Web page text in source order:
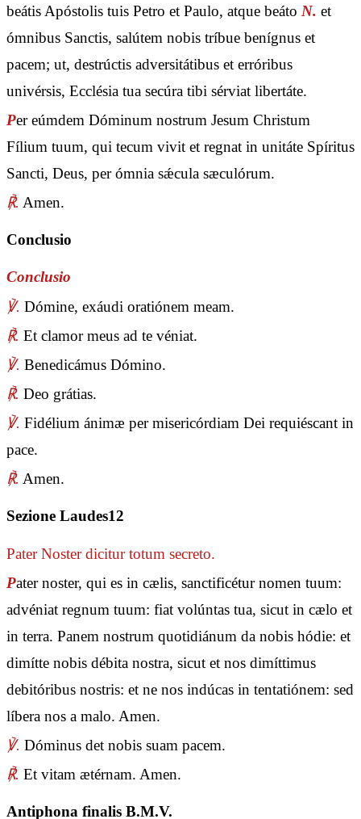
beátis Apóstolis tuis Petro et Paulo, atque beáto N. et
ómnibus Sanctis, salútem nobis tríbue benígnus et
pacem; ut, destrúctis adversitátibus et erróribus
univérsis, Ecclésia tua secúra tibi sérviat libertáte.
Per eúmdem Dóminum nostrum Jesum Christum
Fílium tuum, qui tecum vivit et regnat in unitáte Spíritus
Sancti, Deus, per ómnia sǽcula sæculórum.
℟. Amen.
Conclusio
Conclusio
℣. Dómine, exáudi oratiónem meam.
℟. Et clamor meus ad te véniat.
℣. Benedicámus Dómino.
℟. Deo grátias.
℣. Fidélium ánimæ per misericórdiam Dei requiéscant in
pace.
℟. Amen.
Sezione Laudes12
Pater Nosterdicitur totum secreto.
Pater noster, qui es in cælis, sanctificétur nomen tuum:
advéniat regnum tuum: fiat volúntas tua, sicut in cælo et
in terra. Panem nostrum quotidiánum da nobis hódie: et
dimítte nobis débita nostra, sicut et nos dimíttimus
debitóribus nostris: et ne nos indúcas in tentatiónem: sed
líbera nos a malo. Amen.
℣. Dóminus det nobis suam pacem.
℟. Et vitam ætérnam. Amen.
Antiphona finalis B.M.V.